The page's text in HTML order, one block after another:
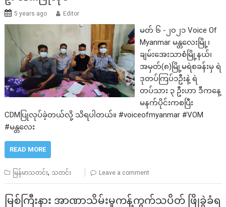
5 years ago Editor
မတ် ၆ -၂၀၂၁ Voice Of
Myanmar မန္တလေးမြို့၊
ချမ်းအေးသာစံမြို့နယ်၊
အမှတ်(၈)မြို့မရဲစခန်းမှ ရဲ
ဒုတပ်ကြပ်၁ဦးနဲ့ ရဲ
တပ်သား ၃ ဦးဟာ ဒီကနေ့
မနက်ပိုင်းကစပြီး
CDMပြုလုပ်ခဲ့တယ်လို့ သိရပါတယ်။ #voiceofmyanmar #VOM
#မန္တလေး
READ MORE
မြန်မာသတင်း, သတင်း Leave a comment
မြစ်ကြီးနား အာဏာသိမ်းမှုကန့်ကွက်သပိတ် ဖြိုခွဲခံရ